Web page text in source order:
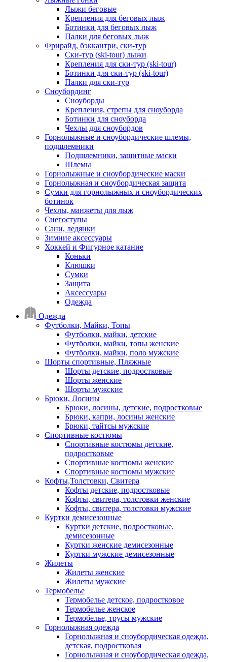
Лыжи беговые
Крепления для беговых лыж
Ботинки для беговых лыж
Палки для беговых лыж
Фрирайд, бэккантри, ски-тур
Ски-тур (ski-tour) лыжи
Крепления для ски-тур (ski-tour)
Ботинки для ски-тур (ski-tour)
Палки для ски-тур
Сноубординг
Сноуборды
Крепления, стрепы для сноуборда
Ботинки для сноуборда
Чехлы для сноубордов
Горнолыжные и сноубордические шлемы,
подшлемники
Подшлемники, защитные маски
Шлемы
Горнолыжные и сноубордические маски
Горнолыжная и сноубордическая защита
Сумки для горнолыжных и сноубордических
ботинок
Чехлы, манжеты для лыж
Снегоступы
Сани, ледянки
Зимние аксессуары
Хоккей и Фигурное катание
Коньки
Клюшки
Сумки
Защита
Аксессуары
Одежда
Одежда
Футболки, Майки, Топы
Футболки, майки, детские
Футболки, майки, топы женские
Футболки, майки, поло мужские
Шорты спортивные, Пляжные
Шорты детские, подростковые
Шорты женские
Шорты мужские
Брюки, Лосины
Брюки, лосины, детские, подростковые
Брюки, капри, лосины женские
Брюки, тайтсы мужские
Спортивные костюмы
Спортивные костюмы детские,
подростковые
Спортивные костюмы женские
Спортивные костюмы мужские
Кофты,Толстовки, Свитера
Кофты детские, подростковые
Кофты, свитера, толстовки женские
Кофты, свитера, толстовки мужские
Куртки демисезонные
Куртки детские, подростковые,
демисезонные
Куртки женские демисезонные
Куртки мужские демисезонные
Жилеты
Жилеты женские
Жилеты мужские
Термобелье
Термобелье детское, подростковое
Термобелье женское
Термобелье, трусы мужские
Горнолыжная одежда
Горнолыжная и сноубордическая одежда,
детская, подростковая
Горнолыжная и сноубордическая одежда,